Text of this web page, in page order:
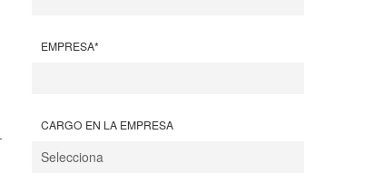
EMPRESA*
CARGO EN LA EMPRESA